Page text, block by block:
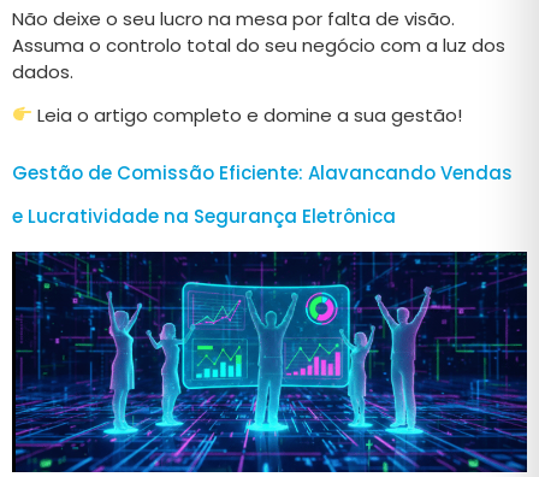
Não deixe o seu lucro na mesa por falta de visão.
Assuma o controlo total do seu negócio com a luz dos
dados.
Leia o artigo completo e domine a sua gestão!
Gestão de Comissão Eficiente: Alavancando Vendas
e Lucratividade na Segurança Eletrônica